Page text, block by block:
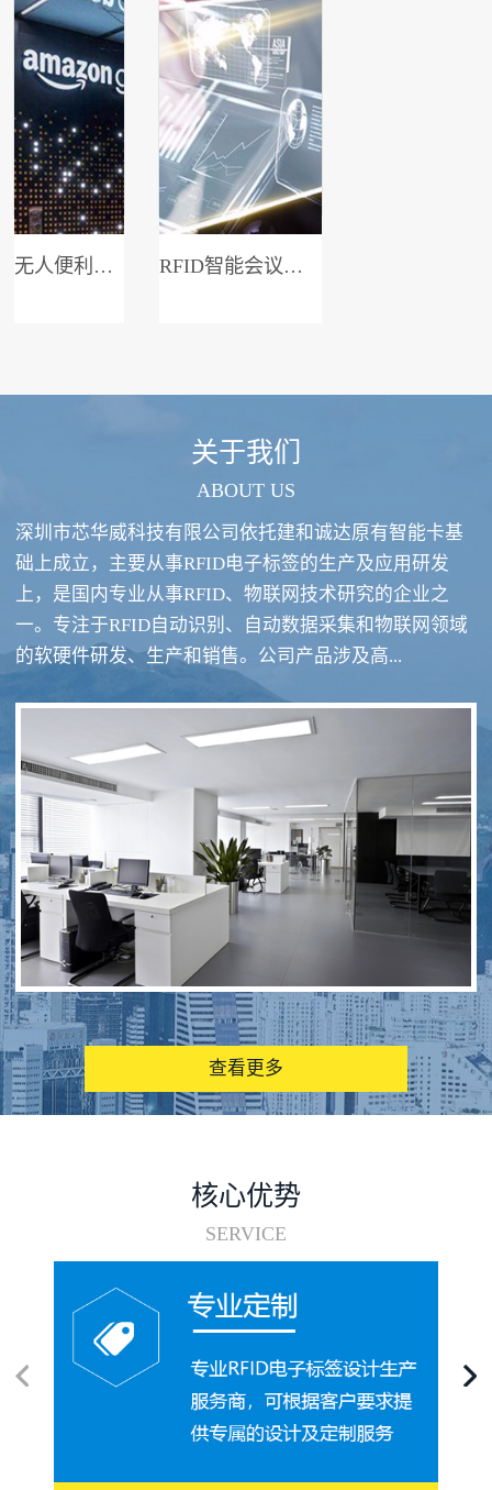
无人便利店系统 RFID智能会议签到系统
RFID酒类防伪系统方案 RFID智慧食堂系统
图书馆RFID电子标签管理系统
关于我们
ABOUT US
深圳市芯华威科技有限公司依托建和诚达原有智能卡基
础上成立，主要从事RFID电子标签的生产及应用研发
上，是国内专业从事RFID、物联网技术研究的企业之
一。专注于RFID自动识别、自动数据采集和物联网领域
的软硬件研发、生产和销售。公司产品涉及高...
查看更多
核心优势
SERVICE